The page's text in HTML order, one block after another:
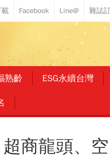
熟齡 ESG永續台灣
商龍頭、空